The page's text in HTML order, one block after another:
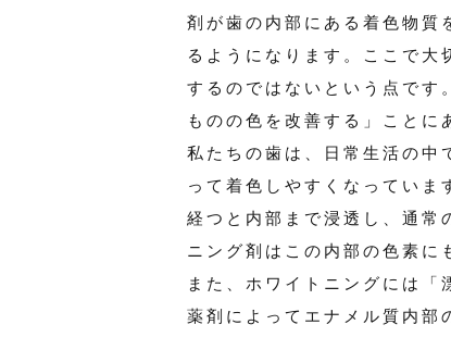
剤が歯の内部にある着色物質
るようになります。ここで大
するのではないという点です
ものの色を改善する」ことに
私たちの歯は、日常生活の中
って着色しやすくなっていま
経つと内部まで浸透し、通常
ニング剤はこの内部の色素に
また、ホワイトニングには「
薬剤によってエナメル質内部